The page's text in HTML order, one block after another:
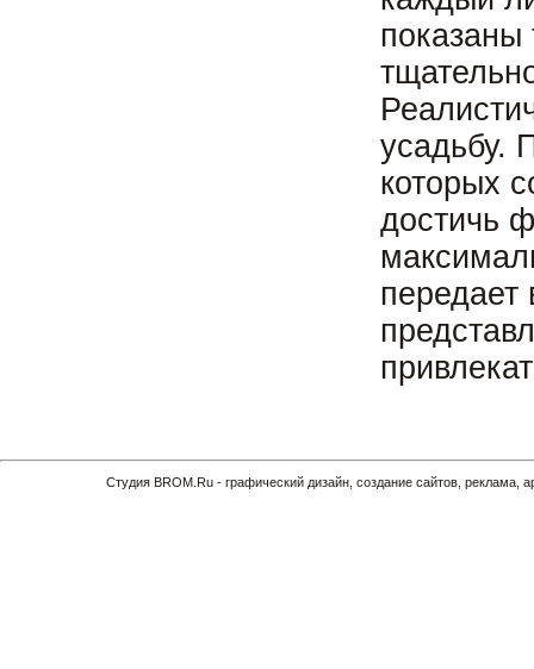
показаны
усадьбу.
которых
достичь
передает
Cтудия BROM.Ru - графический дизайн, создание сайтов,